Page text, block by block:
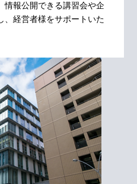
情報公開できる講習会や企
、経営者様をサポートいた